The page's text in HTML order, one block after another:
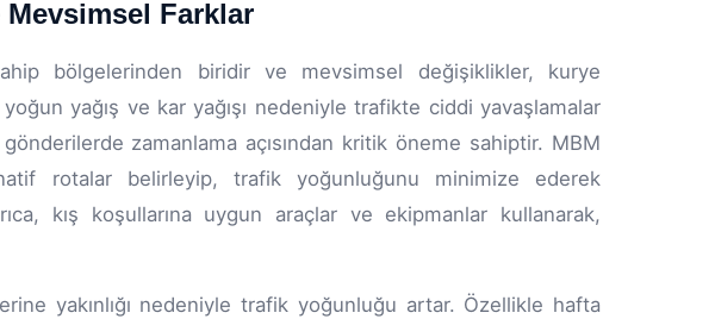
Farklar
bölgelerinden biridir ve mevsimsel değişiklikler, kurye
yağış ve kar yağışı nedeniyle trafikte ciddi yavaşlamalar
zamanlama açısından kritik öneme sahiptir. MBM
rotalar belirleyip, trafik yoğunluğunu minimize ederek
kış koşullarına uygun araçlar ve ekipmanlar kullanarak,
yakınlığı nedeniyle trafik yoğunluğu artar. Özellikle hafta